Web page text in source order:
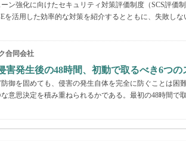
ン強化に向けたセキュリティ対策評価制度（SCS評価
を活用した効率的な対策を紹介するとともに、失敗し
合同会社
害発生後の48時間、初動で取るべき6つの
御を固めても、侵害の発生自体を完全に防ぐことは困
意思決定を積み重ねられるかである。最初の48時間で